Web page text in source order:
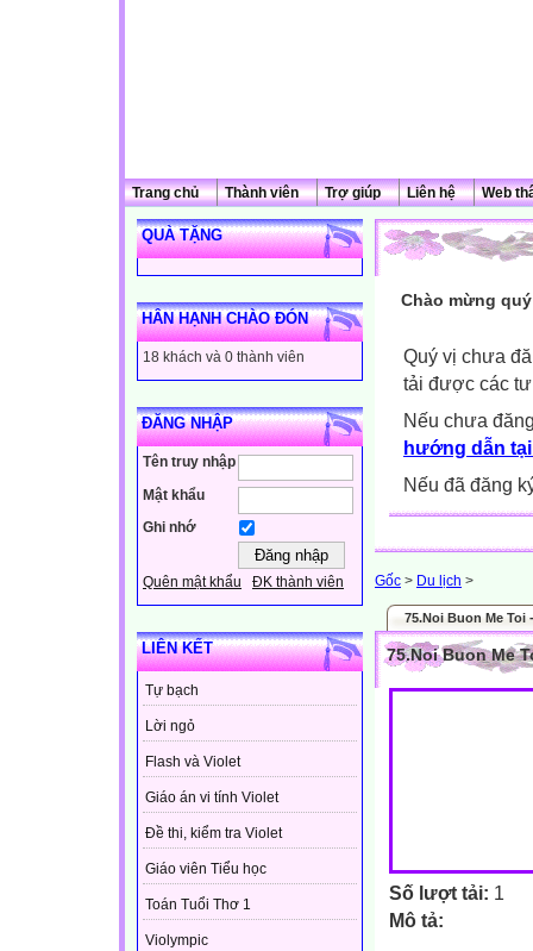
Trang chủ Thành viên Trợ giúp Liên hệ Web
QUÀ TẶNG
HÂN HẠNH CHÀO ĐÓN
18 khách và 0 thành viên
ĐĂNG NHẬP
Tên truy nhập
Mật khẩu
Ghi nhớ
Quên mật khẩu ĐK thành viên
LIÊN KẾT
Tự bạch
Lời ngỏ
Flash và Violet
Giáo án vi tính Violet
Đề thi, kiểm tra Violet
Giáo viên Tiểu học
Toán Tuổi Thơ 1
Violympic
Chào mừng
Quý vị chưa
tải được các
Nếu chưa
hướng dẫn
Nếu đã đăng
Gốc > Du lịch >
75.Noi Buon Me Toi
75.Noi Buon Me
Số lượt tải: 1
Mô tả: